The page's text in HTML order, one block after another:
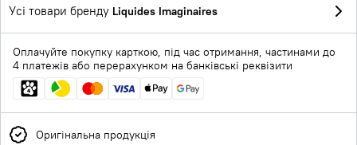
Усі товари бренду Liquides Imaginaires
Оплачуйте покупку карткою, під час отримання, частинами до
4 платежів або перерахунком на банківські реквізити
Оригінальна продукція